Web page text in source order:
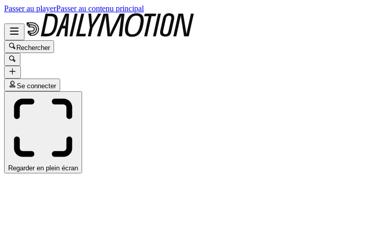
Passer au playerPasser au contenu principal
Rechercher
Se connecter
Regarder en plein écran